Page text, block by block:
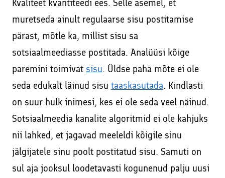
Kvaliteet kvantiteedi ees. Selle asemel, et
muretseda ainult regulaarse sisu postitamise
pärast, mõtle ka, millist sisu sa
sotsiaalmeediasse postitada. Analüüsi kõige
paremini toimivat sisu. Üldse paha mõte ei ole
seda edukalt läinud sisu taaskasutada. Kindlasti
on suur hulk inimesi, kes ei ole seda veel näinud.
Sotsiaalmeedia kanalite algoritmid ei ole kahjuks
nii lahked, et jagavad meeleldi kõigile sinu
jälgijatele sinu poolt postitatud sisu. Samuti on
sul aja jooksul loodetavasti kogunenud palju uusi